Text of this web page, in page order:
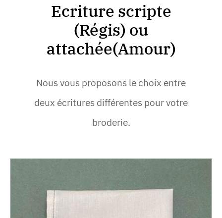
Ecriture scripte
(Régis) ou
attachée(Amour)
Nous vous proposons le choix entre
deux écritures différentes pour votre
broderie.